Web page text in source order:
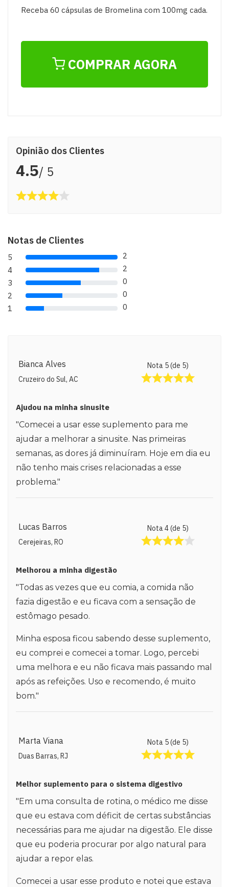
Receba 60 cápsulas de Bromelina com 100mg cada.
COMPRAR AGORA
Opinião dos Clientes
4.5/ 5
Notas de Clientes
5 80% Complete (danger)
2
4
80% Complete (danger)
2
3
80% Complete (danger)
0
2
80% Complete (danger)
0
1
80% Complete (danger)
0
Bianca Alves
Cruzeiro do Sul, AC
Nota 5 (de 5)
Ajudou na minha sinusite
"Comecei a usar esse suplemento para me
ajudar a melhorar a sinusite. Nas primeiras
semanas, as dores já diminuíram. Hoje em dia eu
não tenho mais crises relacionadas a esse
problema."
Lucas Barros
Cerejeiras, RO
Nota 4 (de 5)
Melhorou a minha digestão
"Todas as vezes que eu comia, a comida não
fazia digestão e eu ficava com a sensação de
estômago pesado.
Minha esposa ficou sabendo desse suplemento,
eu comprei e comecei a tomar. Logo, percebi
uma melhora e eu não ficava mais passando mal
após as refeições. Uso e recomendo, é muito
bom."
Marta Viana
Duas Barras, RJ
Nota 5 (de 5)
Melhor suplemento para o sistema digestivo
"Em uma consulta de rotina, o médico me disse
que eu estava com déficit de certas substâncias
necessárias para me ajudar na digestão. Ele disse
que eu poderia procurar por algo natural para
ajudar a repor elas.
Comecei a usar esse produto e notei que estava